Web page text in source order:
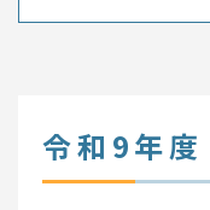
令和9年